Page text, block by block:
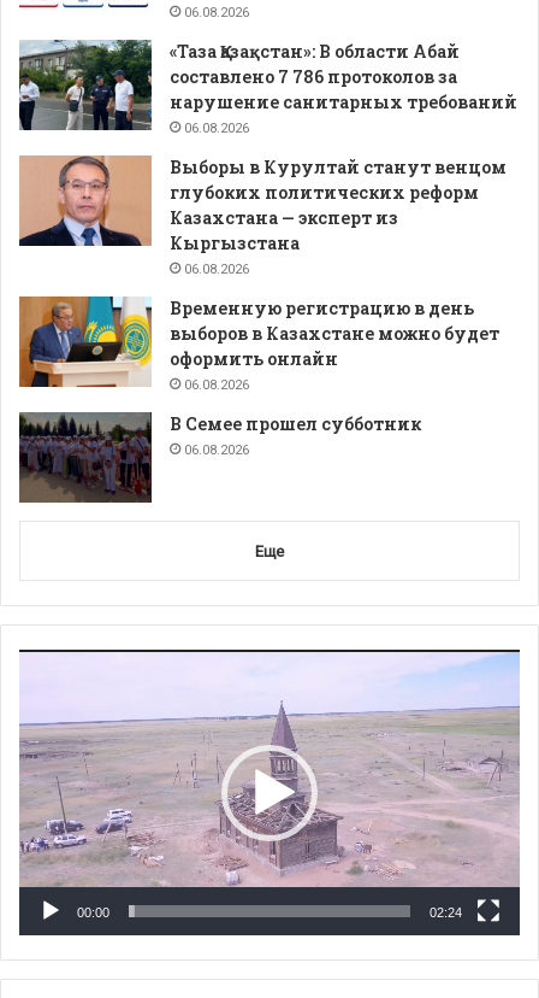
06.08.2026
«Таза Қазақстан»: В области Абай
составлено 7 786 протоколов за
нарушение санитарных требований
06.08.2026
Выборы в Курултай станут венцом
глубоких политических реформ
Казахстана — эксперт из
Кыргызстана
06.08.2026
Временную регистрацию в день
выборов в Казахстане можно будет
оформить онлайн
06.08.2026
В Семее прошел субботник
06.08.2026
Еще
00:00 02:24